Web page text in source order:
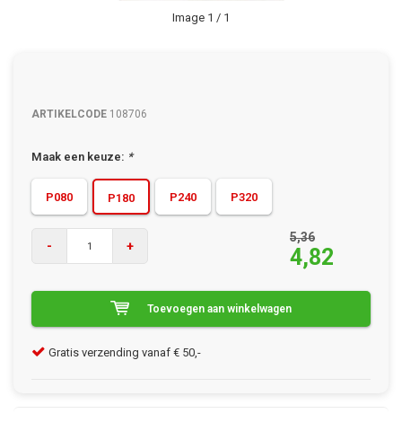
Image 1 / 1
ARTIKELCODE 108706
Maak een keuze: *
P080 P180 P240 P320
- +
5,36
4,82
Toevoegen aan winkelwagen
Gratis verzending vanaf € 50,-